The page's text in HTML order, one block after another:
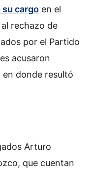
cargo en el
rechazo de
por el Partido
acusaron
donde resultó
Arturo
que cuentan